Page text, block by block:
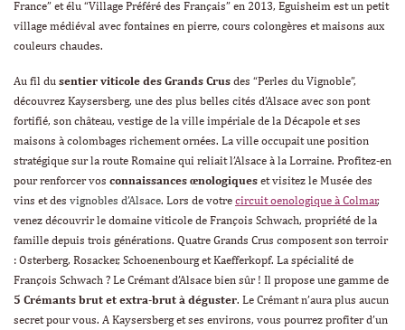
France” et élu “Village Préféré des Français” en 2013, Eguisheim est un petit
village médiéval avec fontaines en pierre, cours colongères et maisons aux
couleurs chaudes.
Au fil du sentier viticole des Grands Crus des “Perles du Vignoble”,
découvrez Kaysersberg, une des plus belles cités d’Alsace avec son pont
fortifié, son château, vestige de la ville impériale de la Décapole et ses
maisons à colombages richement ornées. La ville occupait une position
stratégique sur la route Romaine qui reliait l’Alsace à la Lorraine. Profitez-en
pour renforcer vos connaissances œnologiques et visitez le Musée des
vins et des vignobles d’Alsace. Lors de votre circuit oenologique à Colmar,
venez découvrir le domaine viticole de François Schwach, propriété de la
famille depuis trois générations. Quatre Grands Crus composent son terroir
: Osterberg, Rosacker, Schoenenbourg et Kaefferkopf. La spécialité de
François Schwach ? Le Crémant d’Alsace bien sûr ! Il propose une gamme de
5 Crémants brut et extra-brut à déguster. Le Crémant n’aura plus aucun
secret pour vous. A Kaysersberg et ses environs, vous pourrez profiter d’un